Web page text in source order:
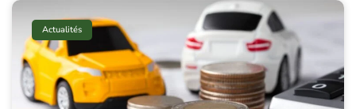
Actualités